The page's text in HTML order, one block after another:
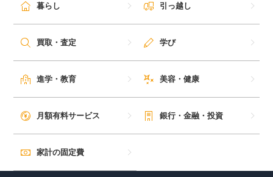
暮らし 引っ越し
買取・査定 学び
進学・教育 美容・健康
月額有料サービス 銀行・金融・投資
家計の固定費